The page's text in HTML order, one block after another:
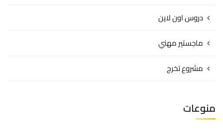
دروس اون لاين
ماجستير مهني
مشروع تخرج
منوعات